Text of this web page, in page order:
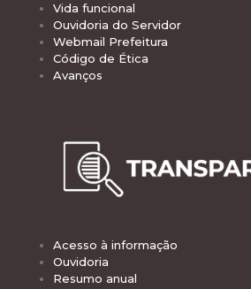
Vida funcional
Ouvidoria do Servidor
Webmail Prefeitura
Código de Ética
Avanços
Acesso à informação
Ouvidoria
Resumo anual